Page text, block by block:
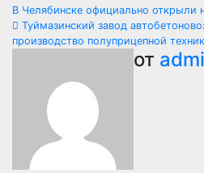
Навигация
по
записям
В Челябинске официально открыли
Туймазинский завод
производство полуприцепной
от